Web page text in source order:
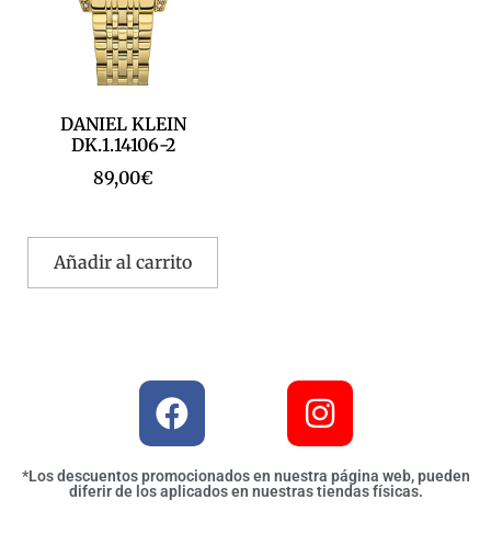
DANIEL KLEIN
DK.1.14106-2
89,00€
Añadir al carrito
*Los descuentos promocionados en nuestra página web, pueden
diferir de los aplicados en nuestras tiendas físicas.